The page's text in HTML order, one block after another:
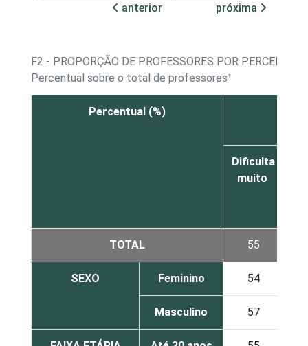
anterior
próxima
F2 - PROPORÇÃO DE PROFESSORES POR
Percentual sobre o total de professores¹
Percentual (%)
Dificulta
muito
TOTAL 55
SEXO Feminino 54
Masculino 57